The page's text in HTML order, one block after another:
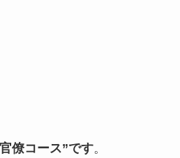
僚コース”です。